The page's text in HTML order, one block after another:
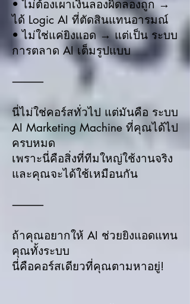
• ไม่ต้องเผาเงินลองผิดลองถูก →
ได้ Logic AI ที่ตัดสินแทนอารมณ์
• ไม่ใช่แค่ยิงแอด → แต่เป็น ระบบ
การตลาด AI เต็มรูปแบบ
⸻
นี่ไม่ใช่คอร์สทั่วไป แต่มันคือ ระบบ
AI Marketing Machine ที่คุณได้ไป
ครบหมด
เพราะนี่คือสิ่งที่ทีมใหญ่ใช้งานจริง
และคุณจะได้ใช้เหมือนกัน
⸻
ถ้าคุณอยากให้ AI ช่วยยิงแอดแทน
คุณทั้งระบบ
นี่คือคอร์สเดียวที่คุณตามหาอยู่!